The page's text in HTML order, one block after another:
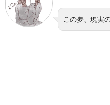
この夢、現実